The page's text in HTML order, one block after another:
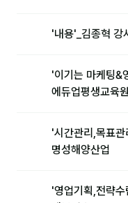
등급 · 포인트
'내용'_김종혁 강
'이기는 마케팅&
에듀업평생교육원
'시간관리,목표
명성해양산업
'영업기획,전략